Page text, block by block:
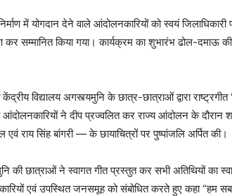
में योगदान देने वाले आंदोलनकारियों को स्वयं जिलाधिकारी
कर सम्मानित किया गया। कार्यक्रम का शुभारंभ ढोल-दमाऊ
विद्यालय अगस्त्यमुनि के छात्र-छात्राओं द्वारा
आंदोलनकारियों ने दीप प्रज्वलित कर राज्य आंदोलन के
राय सिंह बांगरी — के छायाचित्रों पर पुष्पांजलि अर्पित की।
की छात्राओं ने स्वागत गीत प्रस्तुत कर सभी अतिथियों का
एवं उपस्थित जनसमूह को संबोधित करते हुए कहा “हम सब